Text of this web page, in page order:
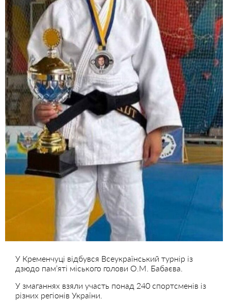
У Кременчуці відбувся Всеукраїнський турнір із
дзюдо пам’яті міського голови О.М. Бабаєва.
У змаганнях взяли участь понад 240 спортсменів із
різних регіонів України.